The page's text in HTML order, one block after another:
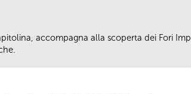
accompagna alla scoperta dei Fori